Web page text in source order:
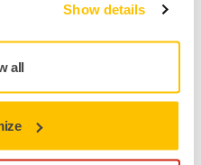
Show details
all